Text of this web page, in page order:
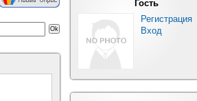
Гость
Регистрация
Вход